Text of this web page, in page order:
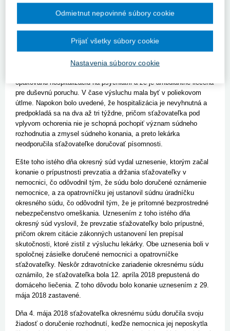
oddelenia, ktorý indikoval príjem sťažovateľky na akútne
sťažovateľky sa zaujímal jej brat. Podľa výsluchu lekárky
sťažovateľka nesúhlasila s hospitalizáciou, pôvodne bola pri
vyšetrení odmietavá, neskôr sa vyšetreniu podrobila, no bola
agresívna a hlučná, mala bludy a po privolaní policajnej hliadky
opakovanú hospitalizáciu na psychiatrii a že je ambulantne liečená
pre duševnú poruchu. V čase výsluchu mala byť v poliekovom
útlme. Napokon bolo uvedené, že hospitalizácia je nevyhnutná a
predpokladá sa na dva až tri týždne, pričom sťažovateľka pod
vplyvom ochorenia nie je schopná pochopiť význam súdneho
rozhodnutia a zmysel súdneho konania, a preto lekárka
neodporučila sťažovateľke doručovať písomnosti.
Ešte toho istého dňa okresný súd vydal uznesenie, ktorým začal
konanie o prípustnosti prevzatia a držania sťažovateľky v
nemocnici, čo odôvodnil tým, že súdu bolo doručené oznámenie
nemocnice, a za opatrovníčku jej ustanovil súdnu úradníčku
okresného súdu, čo odôvodnil tým, že je prítomné bezprostredné
nebezpečenstvo omeškania. Uznesením z toho istého dňa
okresný súd vyslovil, že prevzatie sťažovateľky bolo prípustné,
pričom okrem citácie zákonných ustanovení len prepísal
skutočnosti, ktoré zistil z výsluchu lekárky. Obe uznesenia boli v
spoločnej zásielke doručené nemocnici a opatrovníčke
sťažovateľky. Neskôr zdravotnícke zariadenie okresnému súdu
oznámilo, že sťažovateľka bola 12. apríla 2018 prepustená do
domáceho liečenia. Z toho dôvodu bolo konanie uznesením z 29.
mája 2018 zastavené.
Dňa 4. mája 2018 sťažovateľka okresnému súdu doručila svoju
žiadosť o doručenie rozhodnutí, keďže nemocnica jej neposkytla
Nastavenia súborov cookie
Odmietnut nepovinné súbory cookie
Prijať všetky súbory cookie